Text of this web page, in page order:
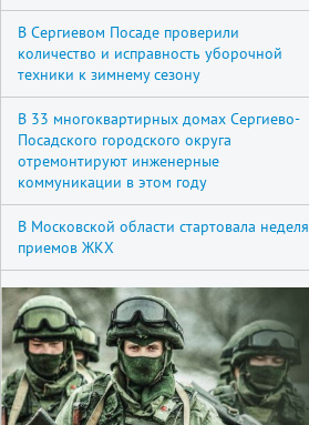
В Сергиевом Посаде проверили
количество и исправность уборочной
техники к зимнему сезону
В 33 многоквартирных домах Сергиево-
Посадского городского округа
отремонтируют инженерные
коммуникации в этом году
В Московской области стартовала неделя
приемов ЖКХ